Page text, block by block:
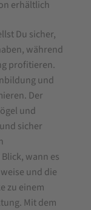
erhältlich
Du sicher,
während
profitieren.
und
Der
und
sicher
wann es
und die
zu einem
Mit dem